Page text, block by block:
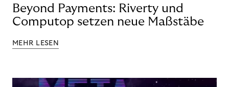
Beyond Payments: Riverty und
Computop setzen neue Maßstäbe
MEHR LESEN